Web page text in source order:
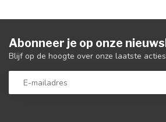
Abonneer je op onze
Blijf op de hoogte over onze laatste acties